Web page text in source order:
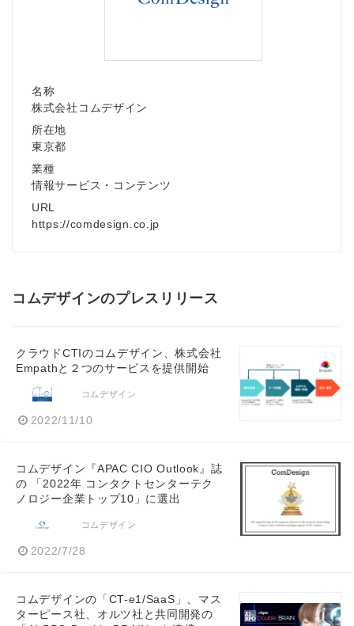
名称
株式会社コムデザイン
所在地
東京都
業種
情報サービス・コンテンツ
URL
https://comdesign.co.jp
コムデザインのプレスリリース
クラウドCTIのコムデザイン、株式会社
Empathと２つのサービスを提供開始
コムデザイン
2022/11/10
コムデザイン『APAC CIO Outlook』誌
の 「2022年 コンタクトセンターテク
ノロジー企業トップ10」に選出
コムデザイン
2022/7/28
コムデザインの「CT-e1/SaaS」、マス
ターピース社、オルツ社と共同開発の